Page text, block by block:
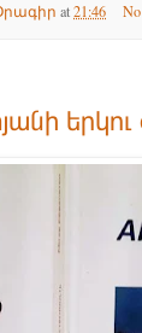
at21:46
երկու